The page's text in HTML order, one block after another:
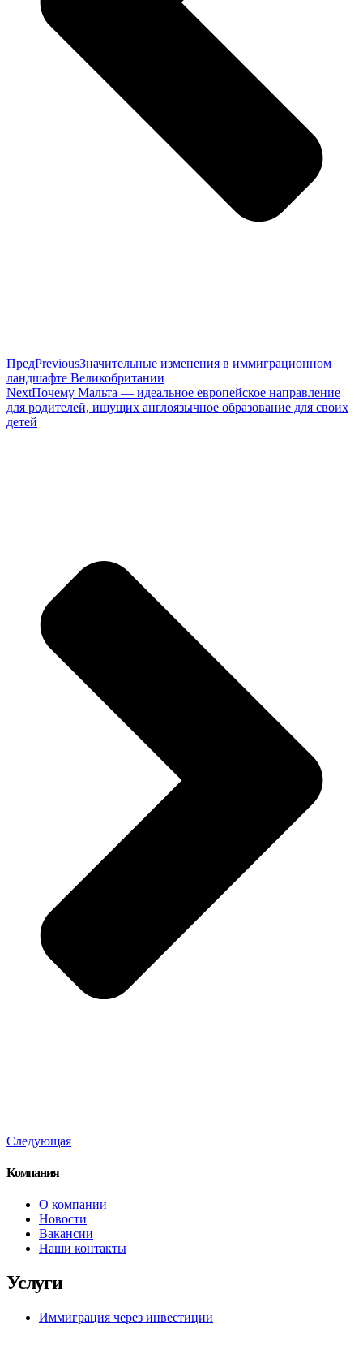
ПредPreviousЗначительные изменения в иммиграционном
ландшафте Великобритании
NextПочему Мальта — идеальное европейское направление
для родителей, ищущих англоязычное образование для своих
детей
Следующая
Компания
О компании
Новости
Вакансии
Наши контакты
Услуги
Иммиграция через инвестиции